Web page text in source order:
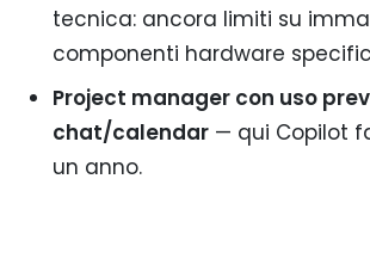
tecnica: ancora limiti su
componenti hardware
Project manager con uso
chat/calendar— qui Copilot
un anno.